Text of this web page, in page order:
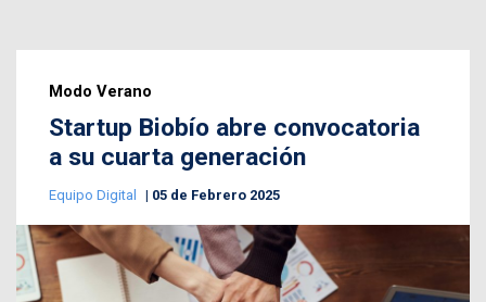
Modo Verano
Startup Biobío abre convocatoria
a su cuarta generación
Equipo Digital 05 de Febrero 2025